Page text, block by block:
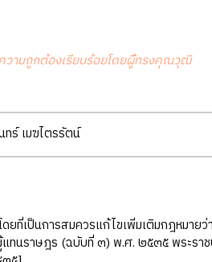
วามถูกต้องเรียบร้อยโดยผู้ืทรงคุณวุฒิ
ร์ เมฆไตรรัตน์
ที่เป็นการสมควรแก้ไขเพิ่มเติมกฎหมายว่
ทนราษฎร (ฉบับที่ ๓) พ.ศ. ๒๕๓๕ พระร